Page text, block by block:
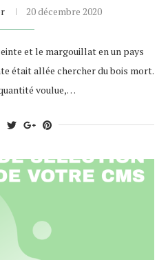
20 décembre 2020
et le margouillat en un pays
était allée chercher du bois mort.
voulue,…